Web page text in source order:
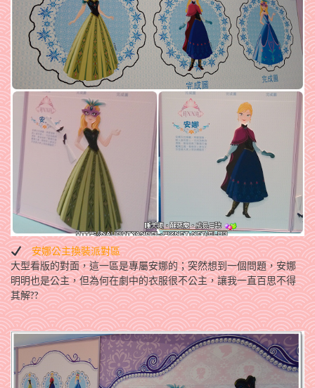
安娜公主換裝派對區
大型看版的對面，這一區是專屬安娜的；突然想到一個問題，安娜
明明也是公主，但為何在劇中的衣服很不公主，讓我一直百思不得
其解??